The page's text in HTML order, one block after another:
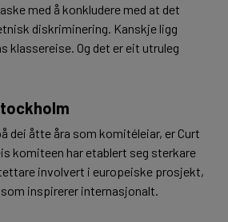
med å konkludere med at det
diskriminering. Kanskje ligg
klassereise. Og det er eit utruleg
dei åtte åra som komitéleiar, er Curt
komiteen har etablert seg sterkare
involvert i europeiske prosjekt,
inspirerer internasjonalt.